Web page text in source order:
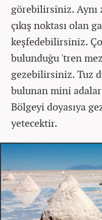
görebilirsiniz. Aynı
çıkış noktası olan
keşfedebilirsiniz.
bulunduğu 'tren
gezebilirsiniz. Tuz
bulunan mini
Bölgeyi doyasıya
yetecektir.